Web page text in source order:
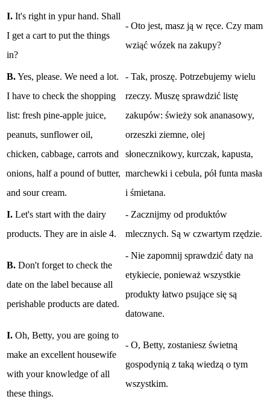
I. It's right in ypur hand. Shall
I get a cart to put the things
in?
- Oto jest, masz ją w ręce. Czy mam
wziąć wózek na zakupy?
B.Yes, please. We need a lot.
I have to check the shopping
list: fresh pine-apple juice,
peanuts, sunflower oil,
chicken, cabbage, carrots and
onions, half a pound of butter,
and sour cream.
- Tak, proszę. Potrzebujemy wielu
rzeczy. Muszę sprawdzić listę
zakupów: świeży sok ananasowy,
orzeszki ziemne, olej
słonecznikowy, kurczak, kapusta,
marchewki i cebula, pół funta masła
i śmietana.
I. Let's start with the dairy
products. They are in aisle 4.
- Zacznijmy od produktów
mlecznych. Są w czwartym rzędzie.
B. Don't forget to check the
date on the label because all
perishable products are dated.
- Nie zapomnij sprawdzić daty na
etykiecie, ponieważ wszystkie
produkty łatwo psujące się są
datowane.
I. Oh, Betty, you are going to
make an excellent housewife
with your knowledge of all
these things.
- O, Betty, zostaniesz świetną
gospodynią z taką wiedzą o tym
wszystkim.